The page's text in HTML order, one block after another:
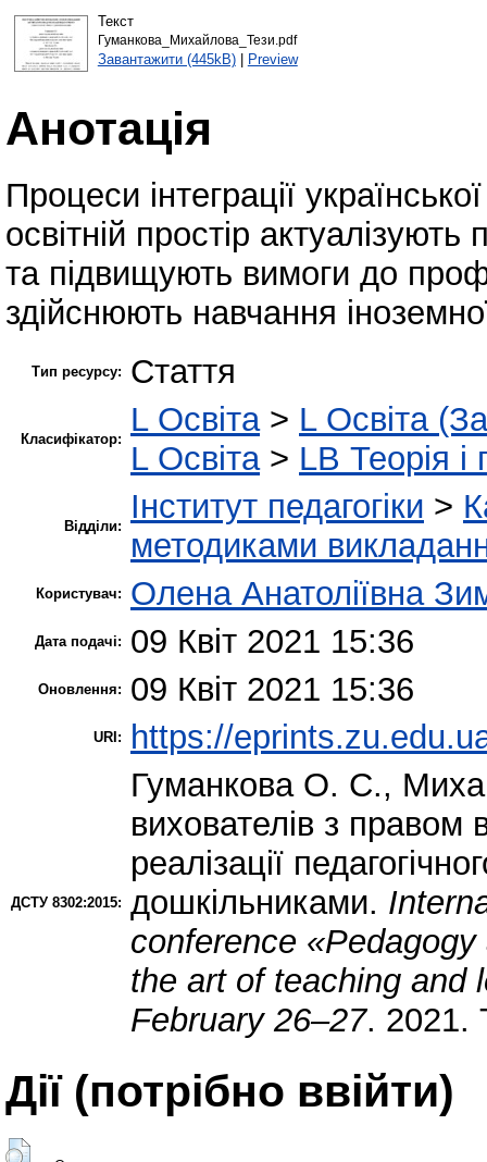
Текст
Гуманкова_Михайлова_Тези.pdf
Завантажити (445kB)| Preview
Анотація
Процеси інтеграції
освітній простір
та підвищують вимоги до
здійснюють навчання
Тип ресурсу: Стаття
Класифікатор:
L Освіта> L Освіта
L Освіта> LB Теорія і
Відділи:
Інститут педагогіки >
методиками
Користувач: Олена Анатоліївна
Дата подачі: 09 Квіт 2021 15:36
Оновлення: 09 Квіт 2021 15:36
URI: https://
ДСТУ 8302:2015:
Гуманкова О. С.,
вихователів з правом
реалізації
дошкільниками.
conference
the art of teaching and
February 26–27. 2021.
Дії ​​(потрібно ввійти)